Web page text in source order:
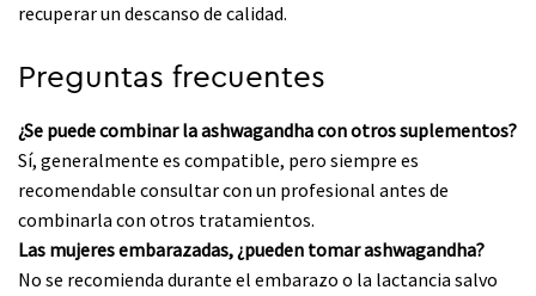
recuperar un descanso de calidad.
Preguntas frecuentes
¿Se puede combinar la ashwagandha con otros suplementos?
Sí, generalmente es compatible, pero siempre es
recomendable consultar con un profesional antes de
combinarla con otros tratamientos.
Las mujeres embarazadas, ¿pueden tomar ashwagandha?
No se recomienda durante el embarazo o la lactancia salvo